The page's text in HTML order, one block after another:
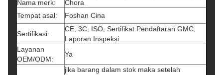
Nama merk:
Chora
Tempat asal:
Foshan Cina
Sertifikasi:
CE, 3C, ISO, Sertifikat Pendaftaran GMC,
Laporan Inspeksi
Layanan
OEM/ODM:
Ya
jika barang dalam stok maka setelah